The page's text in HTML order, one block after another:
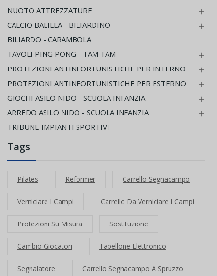
NUOTO ATTREZZATURE 
CALCIO BALILLA - BILIARDINO 
BILIARDO - CARAMBOLA
TAVOLI PING PONG - TAM TAM

PROTEZIONI ANTINFORTUNISTICHE PER INTERNO 
PROTEZIONI ANTINFORTUNISTICHE PER ESTERNO 
GIOCHI ASILO NIDO - SCUOLA INFANZIA 
ARREDO ASILO NIDO - SCUOLA INFANZIA 
TRIBUNE IMPIANTI SPORTIVI
Tags
Pilates Reformer Carrello Segnacampo
Verniciare I Campi Carrello Da Verniciare I Campi
Protezioni Su Misura Sostituzione
Cambio Giocatori Tabellone Elettronico
Segnalatore Carrello Segnacampo A Spruzzo